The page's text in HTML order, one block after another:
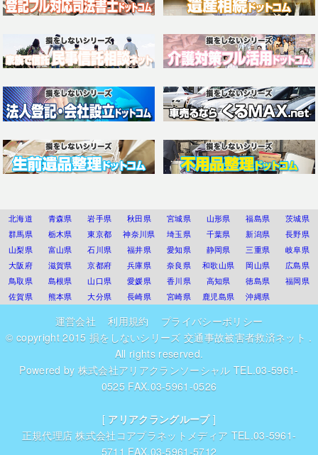
北海道 青森県 岩手県 秋田県 宮城県 山形県 福島県
茨城県
群馬県
栃木県 東京都 神奈川県 埼玉県 千葉県 新潟県
長野県
山梨県
富山県 石川県 福井県 愛知県 静岡県 三重県
岐阜県
大阪府
滋賀県 京都府 兵庫県 奈良県 和歌山県 岡山県
広島県
鳥取県
島根県 山口県 愛媛県 香川県 高知県 徳島県
福岡県
佐賀県
熊本県 大分県 長崎県 宮崎県 鹿児島県 沖縄県
運営会社 利用規約
プライバシーポリシー
© copyright 2015 損をしないシリーズ 交通事故被害者救済ネット .
All rights reserved.
Powered by 株式会社アリアクランソーシャル TEL.03-5961-
0525 FAX.03-5961-0526
[ アリアクラングループ]
正規代理店株式会社コアプラネットメディア TEL.03-5961-
5711 FAX.03-5961-5712